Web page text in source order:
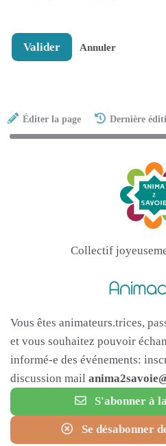
Valider Annuler
Éditer la page Dernière
Collectif
Vous êtes animateurs.trices,
et vous souhaitez pouvoir
informé-e des événements:
discussion mail
S'abonner à
Se désabonner